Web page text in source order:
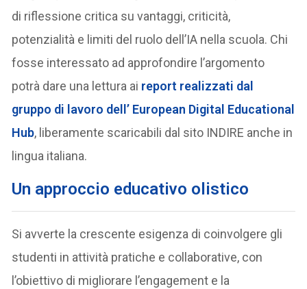
di riflessione critica su vantaggi, criticità,
potenzialità e limiti del ruolo dell’IA nella scuola. Chi
fosse interessato ad approfondire l’argomento
potrà dare una lettura ai report realizzati dal
gruppo di lavoro dell’ European Digital Educational
Hub, liberamente scaricabili dal sito INDIRE anche in
lingua italiana.
Un approccio educativo olistico
Si avverte la crescente esigenza di coinvolgere gli
studenti in attività pratiche e collaborative, con
l’obiettivo di migliorare l’engagement e la